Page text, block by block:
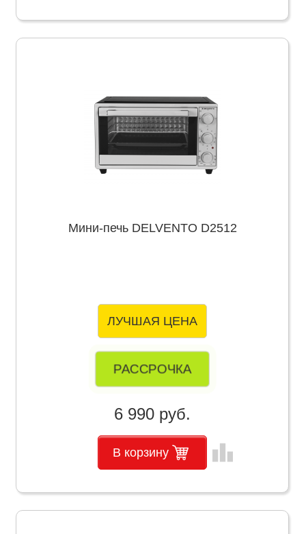
Мини-печь DELVENTO D2512
ЛУЧШАЯ ЦЕНА
РАССРОЧКА
6 990 руб.
В корзину leaderboard